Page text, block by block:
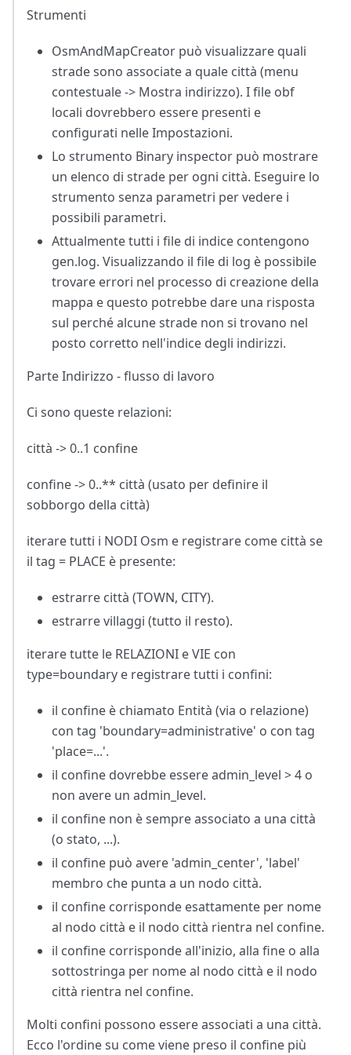
Strumenti
OsmAndMapCreator può visualizzare quali
strade sono associate a quale città (menu
contestuale -> Mostra indirizzo). I file obf
locali dovrebbero essere presenti e
configurati nelle Impostazioni.
Lo strumento Binary inspector può mostrare
un elenco di strade per ogni città. Eseguire lo
strumento senza parametri per vedere i
possibili parametri.
Attualmente tutti i file di indice contengono
gen.log. Visualizzando il file di log è possibile
trovare errori nel processo di creazione della
mappa e questo potrebbe dare una risposta
sul perché alcune strade non si trovano nel
posto corretto nell'indice degli indirizzi.
Parte Indirizzo - flusso di lavoro
Ci sono queste relazioni:
città -> 0..1 confine
confine -> 0..** città (usato per definire il
sobborgo della città)
iterare tutti i NODI Osm e registrare come città se
il tag = PLACE è presente:
estrarre città (TOWN, CITY).
estrarre villaggi (tutto il resto).
iterare tutte le RELAZIONI e VIE con
type=boundary e registrare tutti i confini:
il confine è chiamato Entità (via o relazione)
con tag 'boundary=administrative' o con tag
'place=...'.
il confine dovrebbe essere admin_level > 4 o
non avere un admin_level.
il confine non è sempre associato a una città
(o stato, ...).
il confine può avere 'admin_center', 'label'
membro che punta a un nodo città.
il confine corrisponde esattamente per nome
al nodo città e il nodo città rientra nel confine.
il confine corrisponde all'inizio, alla fine o alla
sottostringa per nome al nodo città e il nodo
città rientra nel confine.
Molti confini possono essere associati a una città.
Ecco l'ordine su come viene preso il confine più